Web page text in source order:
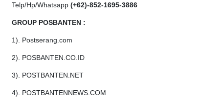
Telp/Hp/Whatsapp (+62)-852-1695-3886
GROUP POSBANTEN :
1). Postserang.com
2). POSBANTEN.CO.ID
3). POSTBANTEN.NET
4). POSTBANTENNEWS.COM